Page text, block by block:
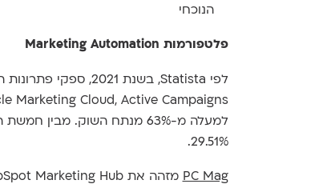
הנוכחי
פלטפורמות Marketing Automation
29.51%.
PC Mag